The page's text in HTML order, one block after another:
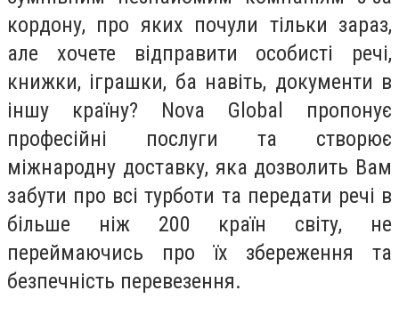
кордону, про яких почули тільки зараз,
але хочете відправити особисті речі,
книжки, іграшки, ба навіть, документи в
іншу країну? Nova Global пропонує
професійні послуги та створює
міжнародну доставку, яка дозволить Вам
забути про всі турботи та передати речі в
більше ніж 200 країн світу, не
переймаючись про їх збереження та
безпечність перевезення.